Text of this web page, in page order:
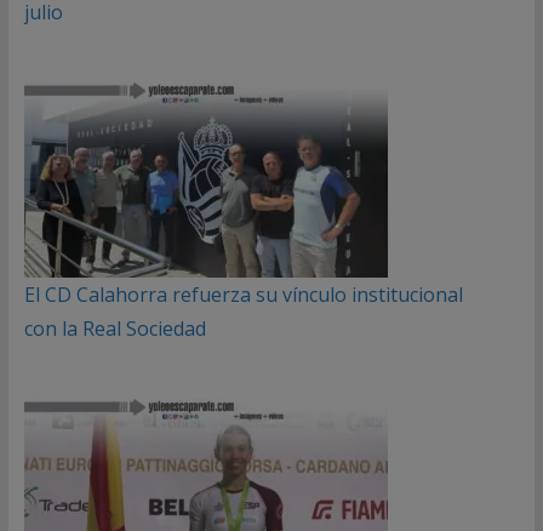
julio
El CD Calahorra refuerza su vínculo institucional
con la Real Sociedad